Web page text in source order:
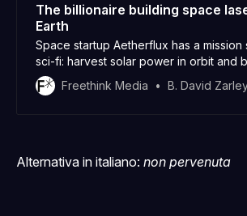
The billionaire building space
Earth
Space startup Aetherflux has a
sci-fi: harvest solar power in orbit and
Earth via laser.
Freethink Media B. David
Alternativa in italiano: non pervenuta